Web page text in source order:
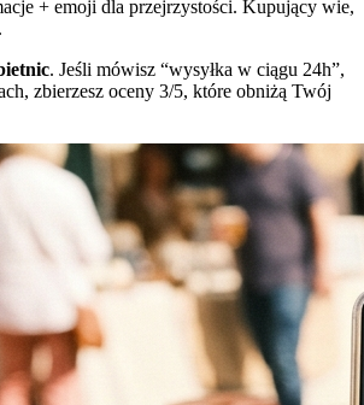
+ emoji dla przejrzystości. Kupujący wie,
. Jeśli mówisz “wysyłka w ciągu 24h”,
zbierzesz oceny 3/5, które obniżą Twój